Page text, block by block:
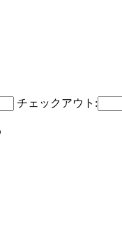
チェックアウト: